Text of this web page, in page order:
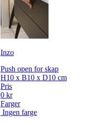
Inzo
Push open for skap
H10 x B10 x D10 cm
Pris
0 kr
Farger
Ingen farge